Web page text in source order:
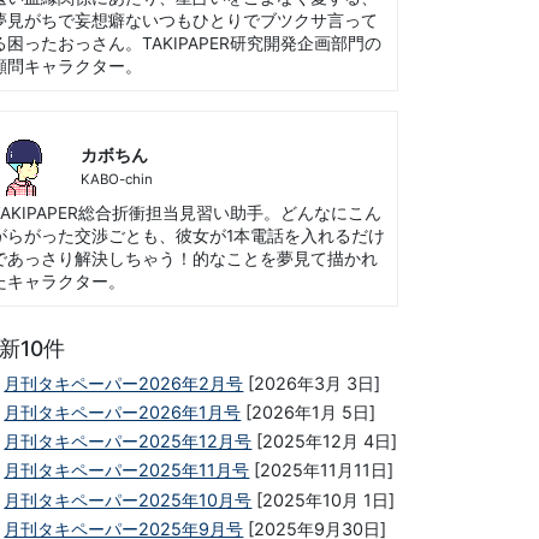
見がちで妄想癖ないつもひとりでブツクサ言って
困ったおっさん。TAKIPAPER研究開発企画部門の
問キャラクター。
カボちん
KABO-chin
総合折衝担当見習い助手。どんなにこん
らがった交渉ごとも、彼女が1本電話を入れるだけ
あっさり解決しちゃう！的なことを夢見て描かれ
キャラクター。
10件
月刊タキペーパー2026年2月号 [2026年3月 3日]
月刊タキペーパー2026年1月号 [2026年1月 5日]
月刊タキペーパー2025年12月号 [2025年12月 4日]
月刊タキペーパー2025年11月号 [2025年11月11日]
月刊タキペーパー2025年10月号 [2025年10月 1日]
月刊タキペーパー2025年9月号 [2025年9月30日]